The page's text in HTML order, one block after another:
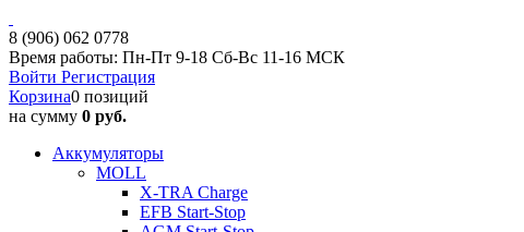
8 (906) 062 0778
Время работы: Пн-Пт 9-18 Сб-Вс 11-16 МСК
Войти Регистрация
Корзина0 позиций
на сумму 0 руб.
Аккумуляторы
MOLL
X-TRA Charge
EFB Start-Stop